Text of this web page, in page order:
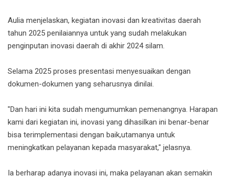
Aulia menjelaskan, kegiatan inovasi dan kreativitas daerah
tahun 2025 penilaiannya untuk yang sudah melakukan
penginputan inovasi daerah di akhir 2024 silam.
Selama 2025 proses presentasi menyesuaikan dengan
dokumen-dokumen yang seharusnya dinilai.
"Dan hari ini kita sudah mengumumkan pemenangnya. Harapan
kami dari kegiatan ini, inovasi yang dihasilkan ini benar-benar
bisa terimplementasi dengan baik,utamanya untuk
meningkatkan pelayanan kepada masyarakat," jelasnya.
Ia berharap adanya inovasi ini, maka pelayanan akan semakin